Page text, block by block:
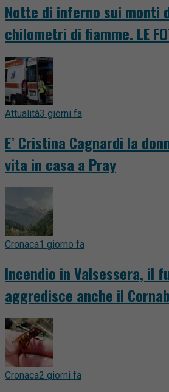
Notte di inferno sui monti
chilometri di fiamme. LE
Attualità3 giorni fa
E’ Cristina Cagnardi la
vita in casa a Pray
Cronaca1 giorno fa
Incendio in Valsessera, il
aggredisce anche il
Cronaca2 giorni fa